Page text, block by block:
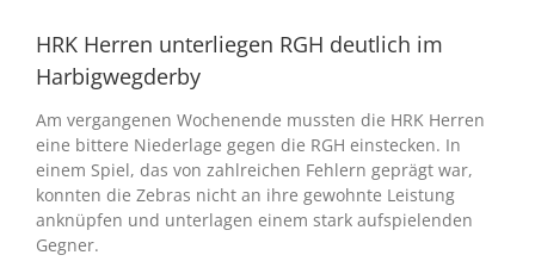
HRK Herren unterliegen RGH deutlich im
Harbigwegderby
Am vergangenen Wochenende mussten die HRK Herren
eine bittere Niederlage gegen die RGH einstecken. In
einem Spiel, das von zahlreichen Fehlern geprägt war,
konnten die Zebras nicht an ihre gewohnte Leistung
anknüpfen und unterlagen einem stark aufspielenden
Gegner.